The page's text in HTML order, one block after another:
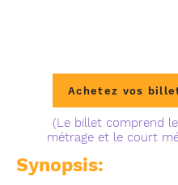
Achetez vos
(Le billet comprend
métrage et le court
Synopsis: